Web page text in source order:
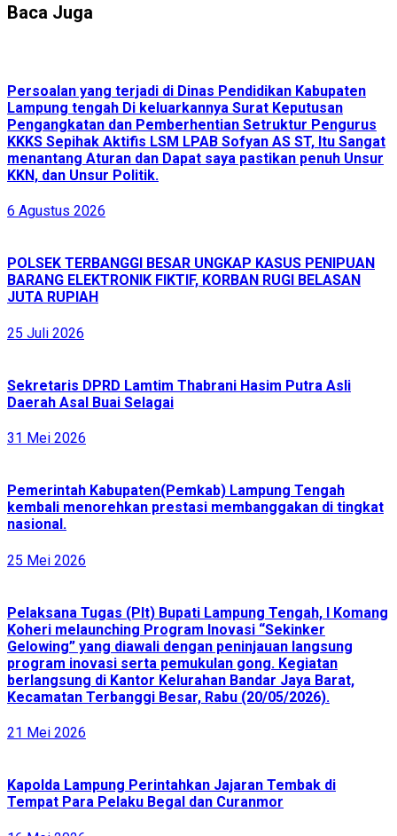
Baca Juga
Persoalan yang terjadi di Dinas Pendidikan Kabupaten
Lampung tengah Di keluarkannya Surat Keputusan
Pengangkatan dan Pemberhentian Setruktur Pengurus
KKKS Sepihak Aktifis LSM LPAB Sofyan AS ST, Itu Sangat
menantang Aturan dan Dapat saya pastikan penuh Unsur
KKN, dan Unsur Politik.
6 Agustus 2026
POLSEK TERBANGGI BESAR UNGKAP KASUS PENIPUAN
BARANG ELEKTRONIK FIKTIF, KORBAN RUGI BELASAN
JUTA RUPIAH
25 Juli 2026
Sekretaris DPRD Lamtim Thabrani Hasim Putra Asli
Daerah Asal Buai Selagai
31 Mei 2026
Pemerintah Kabupaten(Pemkab) Lampung Tengah
kembali menorehkan prestasi membanggakan di tingkat
nasional.
25 Mei 2026
Pelaksana Tugas (Plt) Bupati Lampung Tengah, I Komang
Koheri melaunching Program Inovasi “Sekinker
Gelowing” yang diawali dengan peninjauan langsung
program inovasi serta pemukulan gong. Kegiatan
berlangsung di Kantor Kelurahan Bandar Jaya Barat,
Kecamatan Terbanggi Besar, Rabu (20/05/2026).
21 Mei 2026
Kapolda Lampung Perintahkan Jajaran Tembak di
Tempat Para Pelaku Begal dan Curanmor